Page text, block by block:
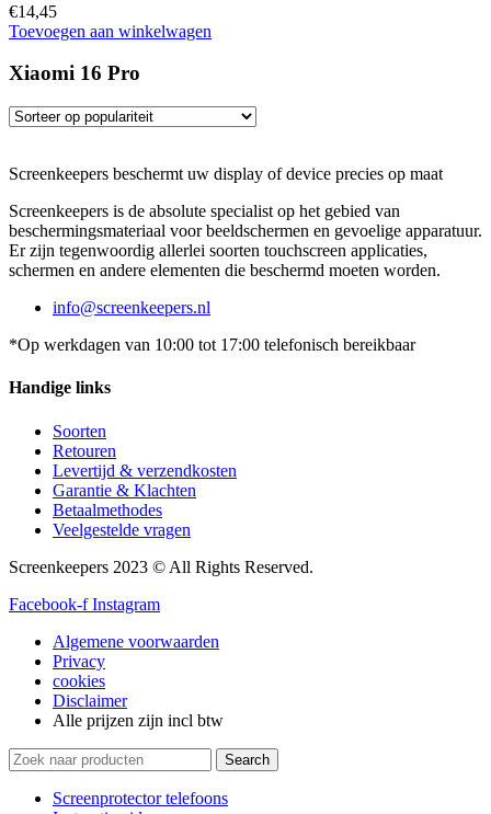
€14,45
Toevoegen aan winkelwagen
Xiaomi 16 Pro
Screenkeepers beschermt uw display of device precies op maat
Screenkeepers is de absolute specialist op het gebied van
beschermingsmateriaal voor beeldschermen en gevoelige apparatuur.
Er zijn tegenwoordig allerlei soorten touchscreen applicaties,
schermen en andere elementen die beschermd moeten worden.
info@screenkeepers.nl
*Op werkdagen van 10:00 tot 17:00 telefonisch bereikbaar
Handige links
Soorten
Retouren
Levertijd & verzendkosten
Garantie & Klachten
Betaalmethodes
Veelgestelde vragen
Screenkeepers 2023 © All Rights Reserved.
Facebook-f Instagram
Algemene voorwaarden
Privacy
cookies
Disclaimer
Alle prijzen zijn incl btw
Search
Screenprotector telefoons